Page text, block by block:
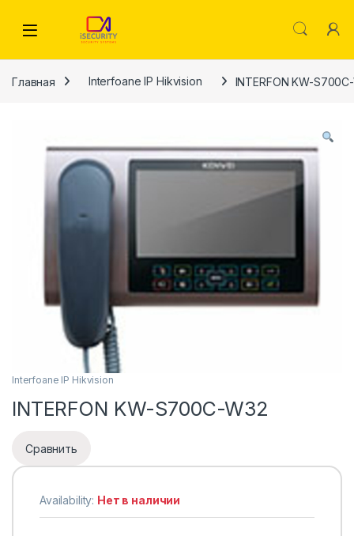
Главная Interfoane IP Hikvision INTERFON KW-
Interfoane IP Hikvision
INTERFON KW-S700C-W32
Сравнить
Availability: Нет в наличии